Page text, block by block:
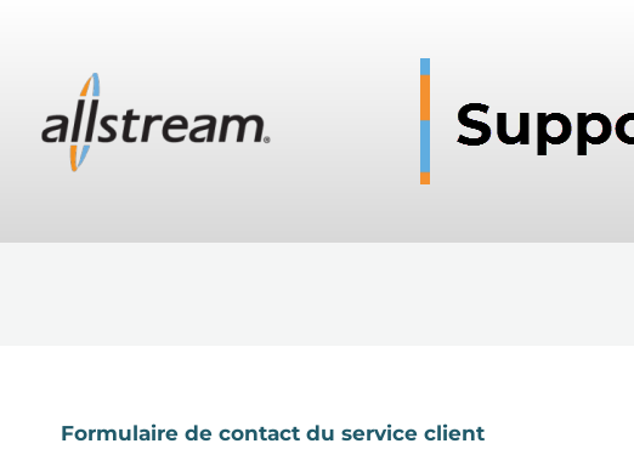
Formulaire de contact du service client